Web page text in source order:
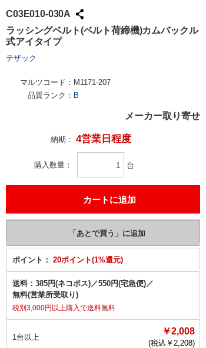
C03E010-030A
ラッシングベルト(ベルト荷締機)カムバックル
式アイタイプ
テザック
マルツコード： M1171-207
品質ランク： B
メーカー取り寄せ
納期： 4営業日程度
購入数量 台
ポイント： 20ポイント(1%還元)
送料： 385円(ネコポス)／550円(宅急便)／
無料(営業所受取り)
税別3,000円以上購入で送料無料
1台以上
￥2,008
(税込￥ 2,208)